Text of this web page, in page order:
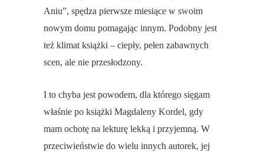
Aniu”, spędza pierwsze miesiące w swoim
nowym domu pomagając innym. Podobny jest
też klimat książki – ciepły, pełen zabawnych
scen, ale nie przesłodzony.
I to chyba jest powodem, dla którego sięgam
właśnie po książki Magdaleny Kordel, gdy
mam ochotę na lekturę lekką i przyjemną. W
przeciwieństwie do wielu innych autorek, jej